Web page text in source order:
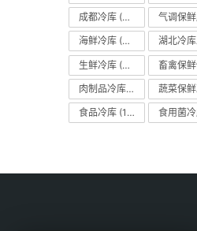
成都冷库 (66)
海鲜冷库 (27)
生鲜冷库 (22)
肉制品冷库
(78)
食品冷库 (109)